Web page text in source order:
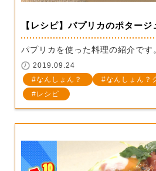
【レシピ】パプリカのポタージ
パプリカを使った料理の紹介です
2019.09.24
なんしょん？
なんしょん？
レシピ